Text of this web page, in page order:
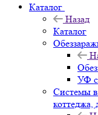
Каталог
Назад
Каталог
УФ
Системы
коттеджа,